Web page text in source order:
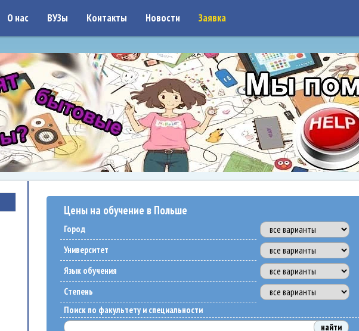
site-verification: google7a917c261df1566b.html
О нас ВУЗы Контакты Новости Заявка
Цены на обучение в Польше
Город
Университет
Язык обучения
Cтепень
Поиск по факультету и специальности